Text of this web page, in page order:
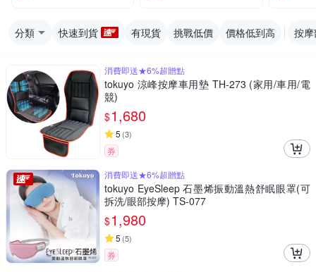
分類 快速到貨 有現貨 挑戰低價 價格低到高 按
消費即送★6%超贈點
tokuyo 涼峰按摩車用墊 TH-273 (家用/車用/電
競)
$1,680
5 (3)
券
消費即送★6%超贈點
tokuyo EyeSleep 石墨烯振動溫熱舒眠眼罩(可
拆洗/眼部按摩) TS-077
$1,980
5 (5)
券